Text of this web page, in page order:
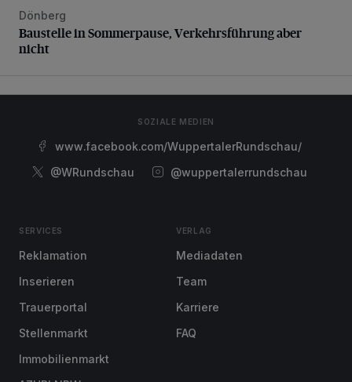
Baustelle in Sommerpause, Verkehrsführung aber nicht
Dönberg
Baustelle in Sommerpause, Verkehrsführung aber
nicht
SOZIALE MEDIEN
www.facebook.com/WuppertalerRundschau/
@WRundschau
@wuppertalerrundschau
SERVICES
Reklamation
Inserieren
Trauerportal
Stellenmarkt
Immobilienmarkt
VERLAG
Mediadaten
Team
Karriere
FAQ